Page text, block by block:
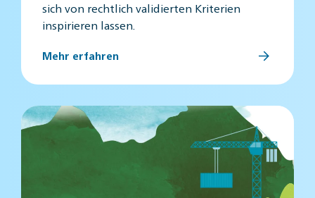
sich von rechtlich validierten Kriterien
inspirieren lassen.
Mehr erfahren